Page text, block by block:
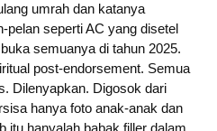
umrah dan katanya
pelan seperti AC yang disetel
semuanya di tahun 2025.
post-endorsement. Semua
Dilenyapkan. Digosok dari
hanya foto anak-anak dan